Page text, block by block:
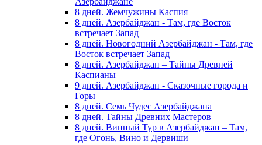
8 дней. Жемчужины Каспия
8 дней. Азербайджан - Там, где Восток
встречает Запад
8 дней. Новогодний Азербайджан - Там, где
Восток встречает Запад
8 дней. Азербайджан – Тайны Древней
Каспианы
9 дней. Азербайджан - Сказочные города и
Горы
8 дней. Семь Чудес Азербайджана
8 дней. Тайны Древних Мастеров
8 дней. Винный Тур в Азербайджан – Там,
где Огонь, Вино и Дервиши